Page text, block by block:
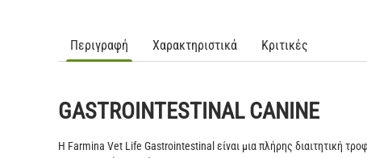
Περιγραφή Χαρακτηριστικά Κριτικές
GASTROINTESTINAL CANINE
Η Farmina Vet Life Gastrointestinal είναι μια πλήρης διαιτητική